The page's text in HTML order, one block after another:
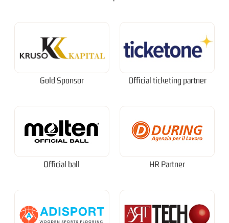
Gold Sponsor Official ticketing partner
Official ball HR Partner